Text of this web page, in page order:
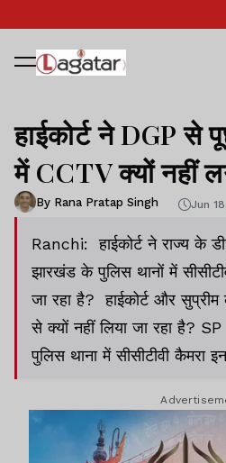
हाईकोर्ट ने DGP से
में CCTV क्यों नहीं
By Rana Pratap Singh Jun
Ranchi: हाईकोर्ट ने राज्य के
झारखंड के पुलिस थानों में
जा रहा है? हाईकोर्ट और
से क्यों नहीं लिया जा रहा है?
पुलिस थाना में सीसीटीवी कैमरा